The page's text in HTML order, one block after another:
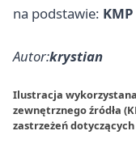
na podstawie:
Autor:krystian
Ilustracja
zewnętrznego źródła
zastrzeżeń